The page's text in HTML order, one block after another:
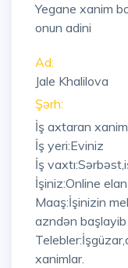
Yegane xanim
onun adini
Ad:
Jale Khalilova
Şərh:
İş axtaran
İş yeri:Eviniz
İş
İşiniz:Online
Maaş:İşinizin
azndən
xanimlar.